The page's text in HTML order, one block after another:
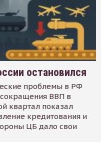
остановился
проблемы в РФ
сокращения ВВП в
квартал показал
кредитования и
ЦБ дало свои